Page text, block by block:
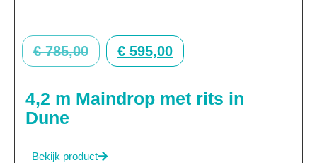
€785,00 € 595,00
4,2 m Maindrop met rits in
Dune
Bekijk product